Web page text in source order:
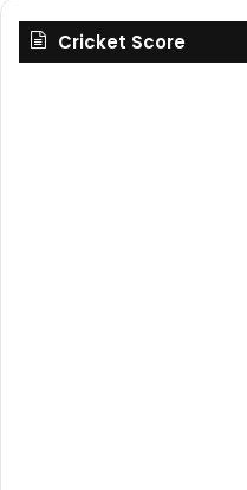
Cricket Score